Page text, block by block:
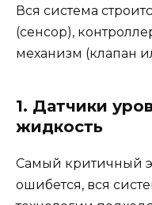
Вся система
(сенсор),
механизм (клапан
1. Датчики
жидкость
Самый критичный
ошибется, вся